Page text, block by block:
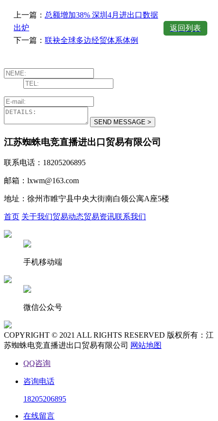
上一篇： 总额增加38% 深圳4月进出口数据
出炉
下一篇： 联袂全球多边经贸体系体例
返回列表
江苏蜘蛛电竞直播进出口贸易有限公司
联系电话：18205206895
邮箱：lxwm@163.com
地址：徐州市睢宁县中央大街南白领公寓A座5楼
首页 关于我们贸易动态贸易资讯联系我们
手机移动端
微信公众号
COPYRIGHT © 2021 ALL RIGHTS RESERVED 版权所有：江
苏蜘蛛电竞直播进出口贸易有限公司 网站地图
QQ咨询
咨询电话
18205206895
在线留言